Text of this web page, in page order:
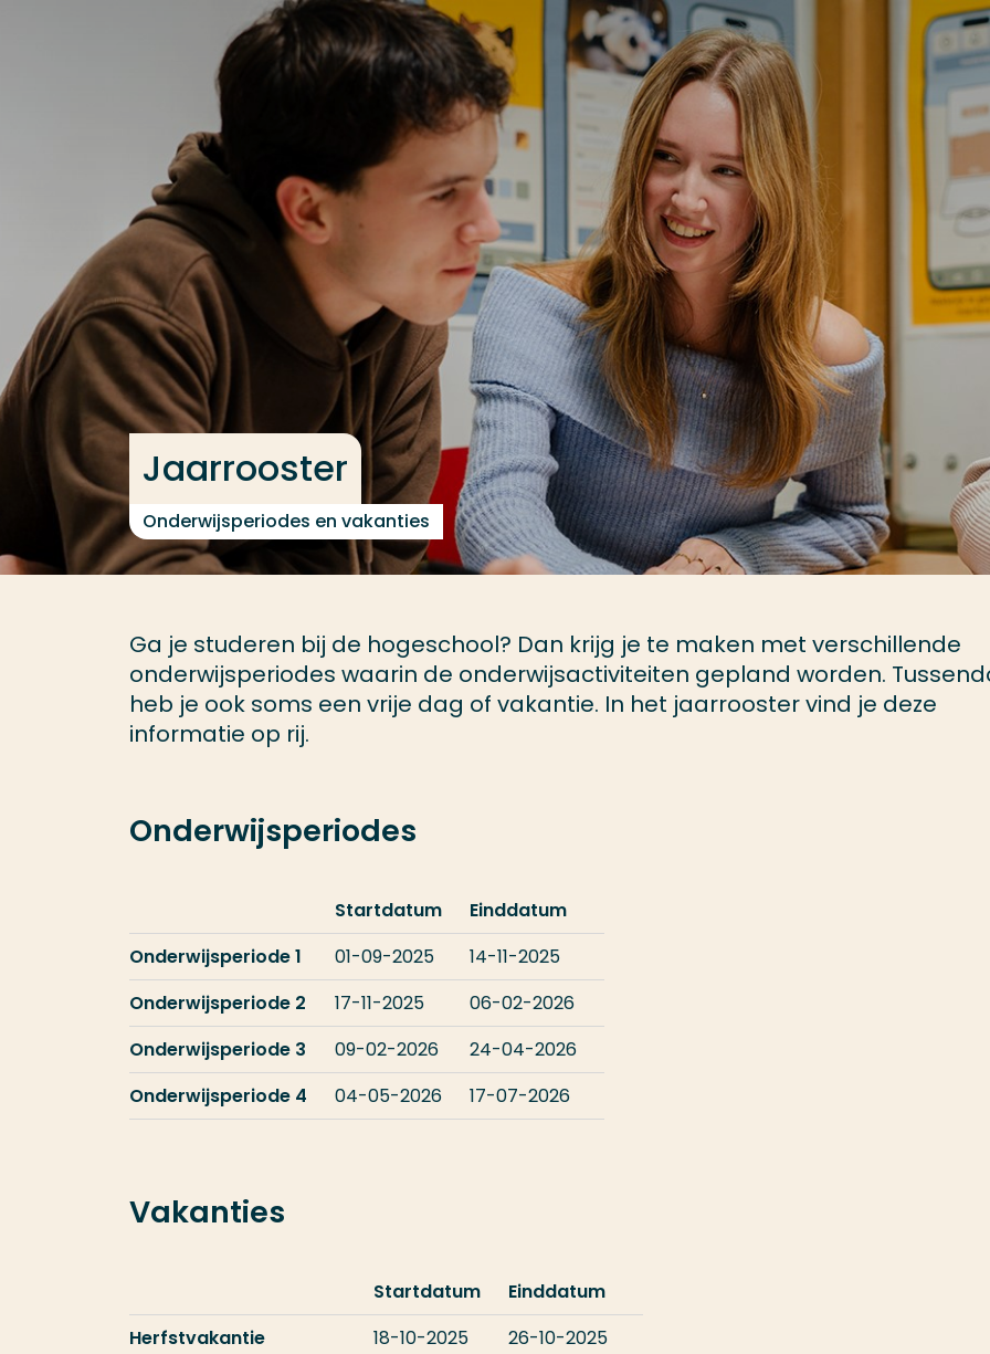
Jaarrooster
Onderwijsperiodes en vakanties
Ga je studeren bij de hogeschool? Dan krijg je te maken met verschillende
onderwijsperiodes waarin de onderwijsactiviteiten gepland worden.
heb je ook soms een vrije dag of vakantie. In het jaarrooster vind je deze
informatie op rij.
Onderwijsperiodes
Startdatum
Einddatum
Onderwijsperiode 1
01-09-2025
14-11-2025
Onderwijsperiode 2
17-11-2025
06-02-2026
Onderwijsperiode 3
09-02-2026
24-04-2026
Onderwijsperiode 4
04-05-2026 17-07-2026
Vakanties
Startdatum
Einddatum
Herfstvakantie
18-10-2025
26-10-2025
Veel gezocht
Opleiding
Contact